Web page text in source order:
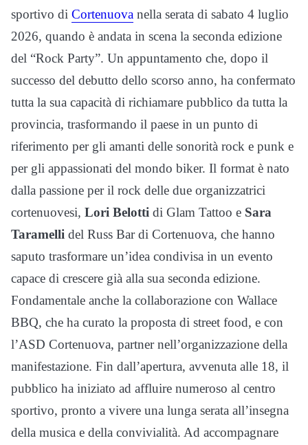
sportivo di Cortenuova nella serata di sabato 4 luglio
2026, quando è andata in scena la seconda edizione
del “Rock Party”. Un appuntamento che, dopo il
successo del debutto dello scorso anno, ha confermato
tutta la sua capacità di richiamare pubblico da tutta la
provincia, trasformando il paese in un punto di
riferimento per gli amanti delle sonorità rock e punk e
per gli appassionati del mondo biker. Il format è nato
dalla passione per il rock delle due organizzatrici
cortenuovesi, Lori Belotti di Glam Tattoo e Sara
Taramelli del Russ Bar di Cortenuova, che hanno
saputo trasformare un’idea condivisa in un evento
capace di crescere già alla sua seconda edizione.
Fondamentale anche la collaborazione con Wallace
BBQ, che ha curato la proposta di street food, e con
l’ASD Cortenuova, partner nell’organizzazione della
manifestazione. Fin dall’apertura, avvenuta alle 18, il
pubblico ha iniziato ad affluire numeroso al centro
sportivo, pronto a vivere una lunga serata all’insegna
della musica e della convivialità. Ad accompagnare